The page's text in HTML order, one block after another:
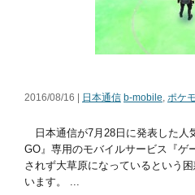
2016/08/16 | 日本通信 b-mobile, ポケ
日本通信が7月28日に発表した人
GO』専用のモバイルサービス『ゲ
されず大草原になっているという
います。 ...